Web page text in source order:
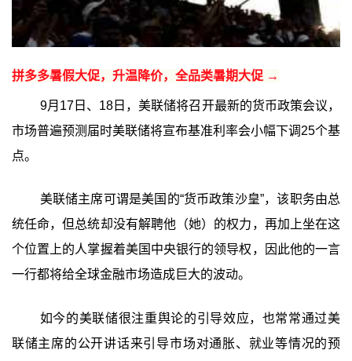
拼多多暑假大促，升温降价，全品类暑期大促 →
9月17日、18日，美联储将召开最新的货币政策会议，
市场普遍预测届时美联储将宣布基准利率会小幅下调25个基
点。
美联储主席可谓是美国的“货币政策沙皇”，该职务由总
统任命，但总统却没有解聘他（她）的权力，再加上坐在这
个位置上的人掌握着美国中央银行的领导权，因此他的一言
一行都将给全球金融市场造成巨大的波动。
如今的美联储很注重舆论的引导效应，也常常通过美
联储主席的公开讲话来引导市场对通胀、就业等情况的预